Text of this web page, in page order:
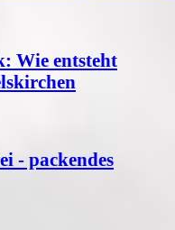
Wie entsteht
- packendes